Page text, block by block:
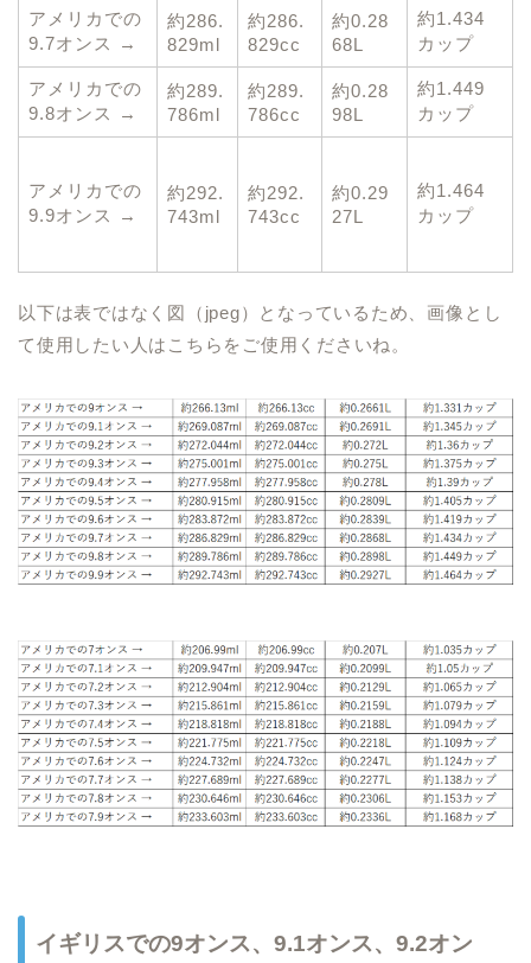
アメリカでの
9.7オンス →
約286.
829ml
約286.
829cc
約0.28
68L
約1.434
カップ
アメリカでの
9.8オンス →
約289.
786ml
約289.
786cc
約0.28
98L
約1.449
カップ
アメリカでの
9.9オンス →
約292.
743ml
約292.
743cc
約0.29
27L
約1.464
カップ
以下は表ではなく図（jpeg）となっているため、画像とし
て使用したい人はこちらをご使用くださいね。
イギリスでの9オンス、9.1オンス、9.2オン